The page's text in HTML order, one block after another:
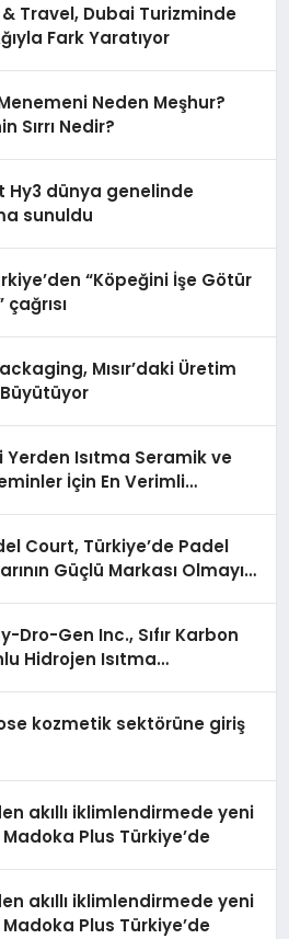
Travel, Dubai Turizminde
Fark Yaratıyor
Neden Meşhur?
Sırrı Nedir?
Hy3 dünya genelinde
sunuldu
“Köpeğini İşe Götür
çağrısı
Mısır’daki Üretim
Yerden Isıtma Seramik ve
İçin En Verimli
Court, Türkiye’de Padel
Güçlü Markası Olmayı
Dro-Gen Inc., Sıfır Karbon
Hidrojen Isıtma
kozmetik sektörüne giriş
akıllı iklimlendirmede yeni
Plus Türkiye’de
akıllı iklimlendirmede yeni
Plus Türkiye’de